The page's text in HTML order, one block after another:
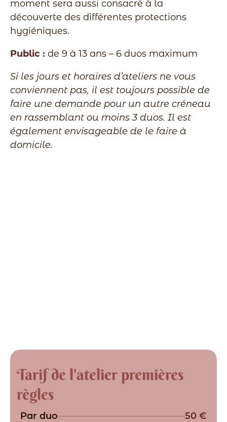
moment sera aussi consacré à la
découverte des différentes protections
hygiéniques.
Public : de 9 à 13 ans – 6 duos maximum
Si les jours et horaires d’ateliers ne vous
conviennent pas, il est toujours possible de
faire une demande pour un autre créneau
en rassemblant ou moins 3 duos. Il est
également envisageable de le faire à
domicile.
Tarif de l'atelier premières
règles
Par duo 50 €